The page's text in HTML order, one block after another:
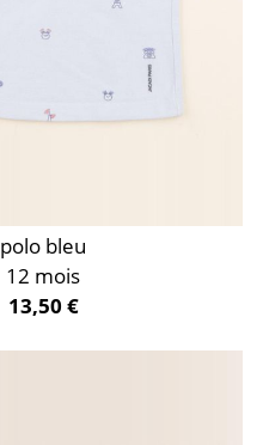
polo bleu
12 mois
13,50 €